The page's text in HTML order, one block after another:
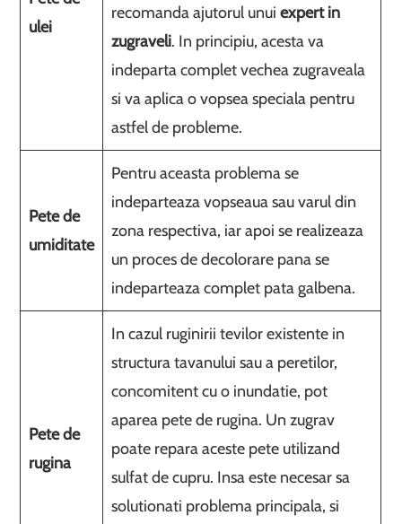
ulei
recomanda ajutorul unuiexpert in
zugraveli. In principiu, acesta va
indeparta complet vechea zugraveala
si va aplica o vopsea speciala pentru
astfel de probleme.
Pete de
umiditate
Pentru aceasta problema se
indeparteaza vopseaua sau varul din
zona respectiva, iar apoi se realizeaza
un proces de decolorare pana se
indeparteaza complet pata galbena.
Pete de
rugina
In cazul ruginirii tevilor existente in
structura tavanului sau a peretilor,
concomitent cu o inundatie, pot
aparea pete de rugina. Un zugrav
poate repara aceste pete utilizand
sulfat de cupru. Insa este necesar sa
solutionati problema principala, si